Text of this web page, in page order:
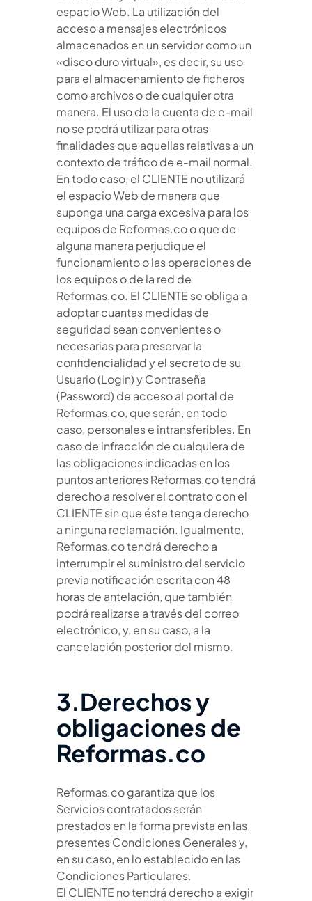
espacio Web. La utilización del
acceso a mensajes electrónicos
almacenados en un servidor como un
«disco duro virtual», es decir, su uso
para el almacenamiento de ficheros
como archivos o de cualquier otra
manera. El uso de la cuenta de e-mail
no se podrá utilizar para otras
finalidades que aquellas relativas a un
contexto de tráfico de e-mail normal.
En todo caso, el CLIENTE no utilizará
el espacio Web de manera que
suponga una carga excesiva para los
equipos de Reformas.co o que de
alguna manera perjudique el
funcionamiento o las operaciones de
los equipos o de la red de
Reformas.co. El CLIENTE se obliga a
adoptar cuantas medidas de
seguridad sean convenientes o
necesarias para preservar la
confidencialidad y el secreto de su
Usuario (Login) y Contraseña
(Password) de acceso al portal de
Reformas.co, que serán, en todo
caso, personales e intransferibles. En
caso de infracción de cualquiera de
las obligaciones indicadas en los
puntos anteriores Reformas.co tendrá
derecho a resolver el contrato con el
CLIENTE sin que éste tenga derecho
a ninguna reclamación. Igualmente,
Reformas.co tendrá derecho a
interrumpir el suministro del servicio
previa notificación escrita con 48
horas de antelación, que también
podrá realizarse a través del correo
electrónico, y, en su caso, a la
cancelación posterior del mismo.
3.Derechos y
obligaciones de
Reformas.co
Reformas.co garantiza que los
Servicios contratados serán
prestados en la forma prevista en las
presentes Condiciones Generales y,
en su caso, en lo establecido en las
Condiciones Particulares.
El CLIENTE no tendrá derecho a exigir